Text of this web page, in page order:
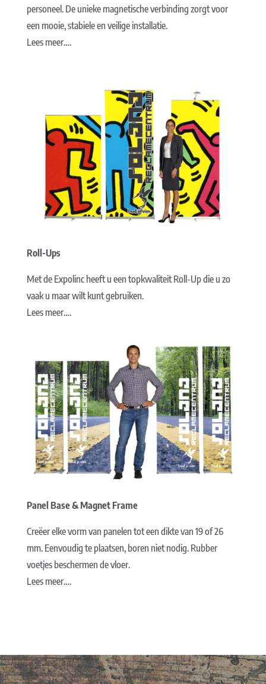
personeel. De unieke magnetische verbinding zorgt voor
een mooie, stabiele en veilige installatie.
Lees meer….
Roll-Ups
Met de Expolinc heeft u een topkwaliteit Roll-Up die u zo
vaak u maar wilt kunt gebruiken.
Lees meer….
Panel Base & Magnet Frame
Creëer elke vorm van panelen tot een dikte van 19 of 26
mm. Eenvoudig te plaatsen, boren niet nodig. Rubber
voetjes beschermen de vloer.
Lees meer….